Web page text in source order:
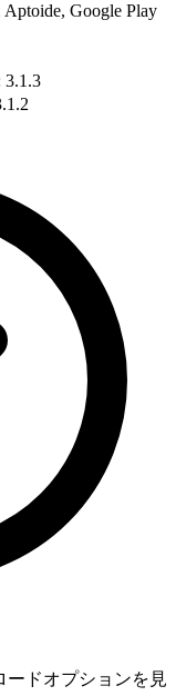
Google Play
ードオプションを見